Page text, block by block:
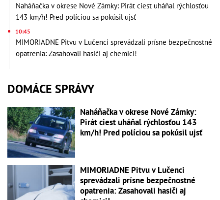
Naháňačka v okrese Nové Zámky: Pirát ciest uháňal rýchlosťou
143 km/h! Pred políciou sa pokúsil ujsť
10:45
MIMORIADNE Pitvu v Lučenci sprevádzali prísne bezpečnostné
opatrenia: Zasahovali hasiči aj chemici!
DOMÁCE SPRÁVY
Naháňačka v okrese Nové Zámky:
Pirát ciest uháňal rýchlosťou 143
km/h! Pred políciou sa pokúsil ujsť
MIMORIADNE Pitvu v Lučenci
sprevádzali prísne bezpečnostné
opatrenia: Zasahovali hasiči aj